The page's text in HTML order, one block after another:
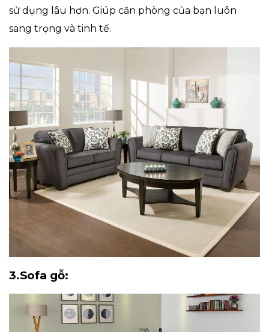
sử dụng lâu hơn. Giúp căn phòng của bạn luôn
sang trọng và tinh tế.
3.Sofa gỗ: